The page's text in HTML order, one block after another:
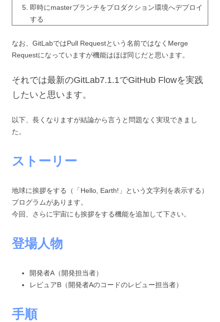
即時にmasterブランチをプロダクション環境へデプロイ
する
なお、GitLabではPull Requestという名前ではなくMerge
Requestになっていますが機能はほぼ同じだと思います。
それでは最新のGitLab7.1.1でGitHub Flowを実践
したいと思います。
以下、長くなりますが結論から言うと問題なく実現できまし
た。
ストーリー
地球に挨拶をする（「Hello, Earth!」という文字列を表示する）
プログラムがあります。
今回、さらに宇宙にも挨拶をする機能を追加して下さい。
登場人物
開発者A（開発担当者）
レビュアB（開発者Aのコードのレビュー担当者）
手順